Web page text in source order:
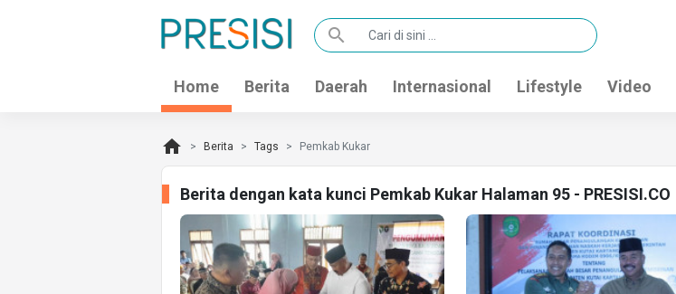
search
Home Berita Daerah Internasional Lifestyle Video
home Berita Tags Pemkab Kukar
Berita dengan kata kunci Pemkab Kukar Halaman 95 - PRESISI.CO